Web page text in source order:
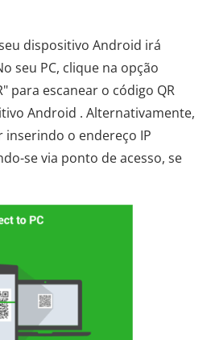
dispositivo Android irá
seu PC, clique na opção
para escanear o código QR
Android . Alternativamente,
inserindo o endereço IP
se via ponto de acesso, se